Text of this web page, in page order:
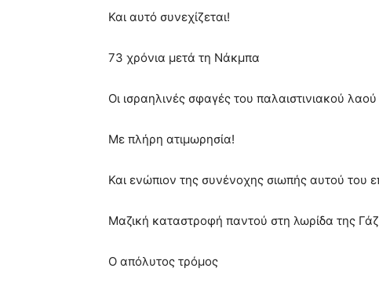
Και αυτό συνεχίζεται!
73 χρόνια μετά τη Νάκμπα
Οι ισραηλινές σφαγές του παλαιστινιακού λαού
Με πλήρη ατιμωρησία!
Και ενώπιον της συνένοχης σιωπής αυτού του
Μαζική καταστροφή παντού στη λωρίδα της
Ο απόλυτος τρόμος